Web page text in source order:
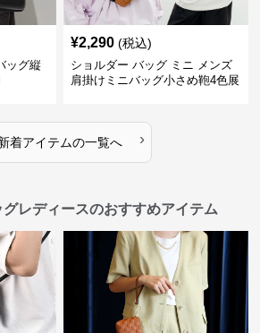
ッグ縦
¥2,290 (税込)
ショルダー バッグ ミニ メンズ
肩掛けミニバッグ小さめ鞄4色展
着アイテムの一覧へ ›
レディースのおすすめアイテム